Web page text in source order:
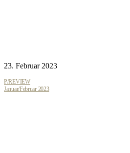
23. Februar 2023
P/REVIEW
Januar/Februar 2023